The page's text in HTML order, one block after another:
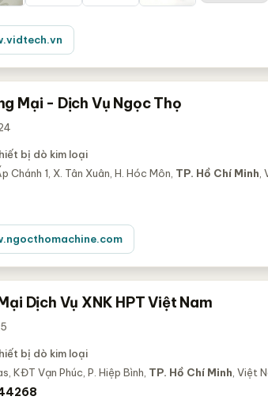
Mại - Dịch Vụ Ngọc Thọ
bị dò kim loại
Chánh 1, X. Tân Xuân, H. Hóc Môn, TP. Hồ Chí Minh
Dịch Vụ XNK HPT Việt Nam
bị dò kim loại
KĐT Vạn Phúc, P. Hiệp Bình, TP. Hồ Chí Minh , Việt